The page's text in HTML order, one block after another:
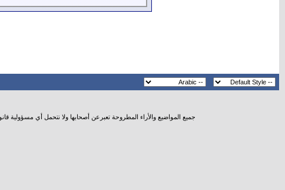
جميع المواضيع والأراء المطروحة تعبرعن أصحابها ولا نتحمل أي مسؤولية